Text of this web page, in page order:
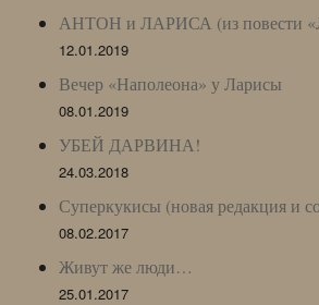
АНТОН и ЛАРИСА (из повести
12.01.2019
Вечер «Наполеона» у Ларисы
08.01.2019
УБЕЙ ДАРВИНА!
24.03.2018
Суперкукисы (новая редакция и
08.02.2017
Живут же люди…
25.01.2017